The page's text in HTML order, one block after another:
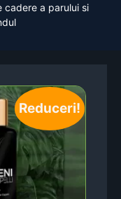
cadere a parului si
Reduceri!